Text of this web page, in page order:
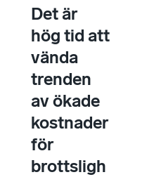
Det är
hög tid att
vända
trenden
av ökade
kostnader
för
brottsligh